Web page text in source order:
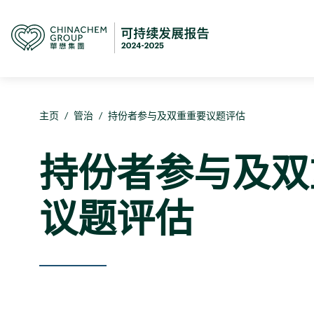
主页 / 管治 / 持份者参与及双重重要议题评估
持份者参与及
议题评估